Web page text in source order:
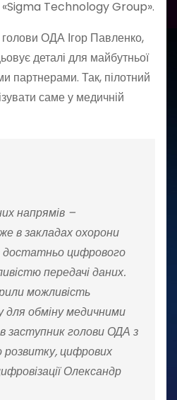
«Sigma Technology Group».
голови ОДА Ігор Павленко,
деталі для майбутньої
партнерами. Так, пілотний
саме у медичній
напрямів –
в закладах охорони
достатньо цифрового
передачі даних.
можливість
для обміну медичними
заступник голови ОДА з
цифрових
Олександр